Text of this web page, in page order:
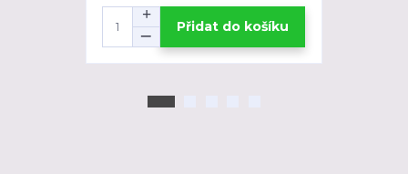
Přidat do košíku